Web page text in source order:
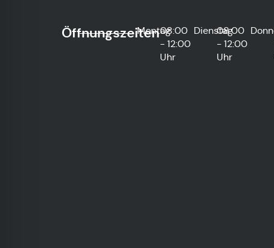
Öffnungszeiten
Montag08:00
- 12:00
Uhr
Dienstag
08:00
- 12:00
Uhr